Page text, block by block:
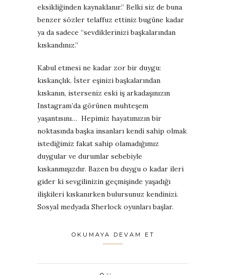
eksikliğinden kaynaklanır.” Belki siz de buna
benzer sözler telaffuz ettiniz bugüne kadar
ya da sadece “sevdiklerinizi başkalarından
kıskandınız.”
Kabul etmesi ne kadar zor bir duygu:
kıskançlık. İster eşinizi başkalarından
kıskanın, isterseniz eski iş arkadaşınızın
Instagram’da görünen muhteşem
yaşantısını… Hepimiz hayatımızın bir
noktasında başka insanları kendi sahip olmak
istediğimiz fakat sahip olamadığımız
duygular ve durumlar sebebiyle
kıskanmışızdır. Bazen bu duygu o kadar ileri
gider ki sevgilinizin geçmişinde yaşadığı
ilişkileri kıskanırken bulursunuz kendinizi.
Sosyal medyada Sherlock oyunları başlar.
OKUMAYA DEVAM ET